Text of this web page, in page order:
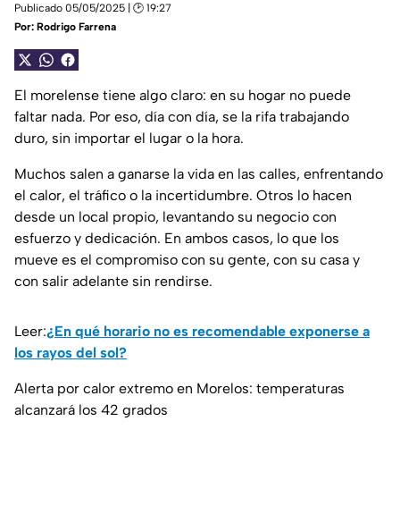
Publicado 05/05/2025 | 🕑 19:27
Por: Rodrigo Farrena
El morelense tiene algo claro: en su hogar no puede
faltar nada. Por eso, día con día, se la rifa trabajando
duro, sin importar el lugar o la hora.
Muchos salen a ganarse la vida en las calles, enfrentando
el calor, el tráfico o la incertidumbre. Otros lo hacen
desde un local propio, levantando su negocio con
esfuerzo y dedicación. En ambos casos, lo que los
mueve es el compromiso con su gente, con su casa y
con salir adelante sin rendirse.
Leer:¿En qué horario no es recomendable exponerse a
los rayos del sol?
Alerta por calor extremo en Morelos: temperaturas
alcanzará los 42 grados